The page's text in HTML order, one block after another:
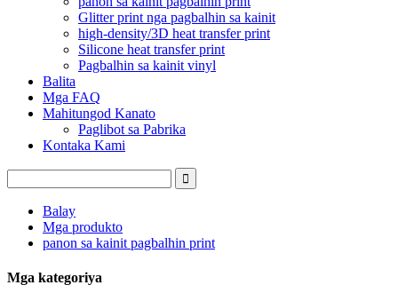
Glitter print nga pagbalhin sa kainit
high-density/3D heat transfer print
Silicone heat transfer print
Pagbalhin sa kainit vinyl
Balita
Mga FAQ
Mahitungod Kanato
Paglibot sa Pabrika
Kontaka Kami
Balay
Mga produkto
panon sa kainit pagbalhin print
Mga kategoriya